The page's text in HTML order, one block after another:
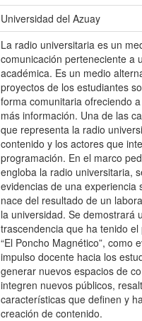
Universidad del Azuay
La radio universitaria es un
comunicación perteneciente a
académica. Es un medio
proyectos de los estudiantes
forma comunitaria ofreciendo
más información. Una de las
que representa la radio
contenido y los actores que
programación. En el marco
engloba la radio universitaria,
evidencias de una experiencia
nace del resultado de un
la universidad. Se demostrará
trascendencia que ha tenido
“El Poncho Magnético”, como
impulso docente hacia los
generar nuevos espacios de
integren nuevos públicos,
características que definen y
creación de contenido.